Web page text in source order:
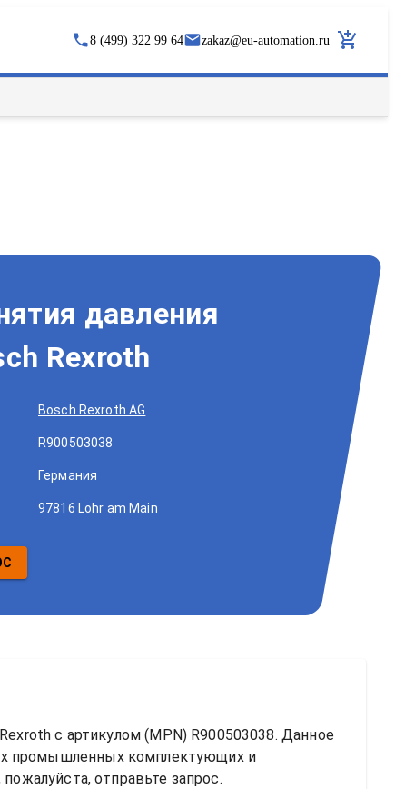
8 (499) 322 99 64 zakaz@eu-automation.ru
давления
Rexroth
Bosch Rexroth AG
R900503038
Германия
97816 Lohr am Main
с артикулом (MPN) R900503038. Данное
промышленных комплектующих и
отправьте запрос.